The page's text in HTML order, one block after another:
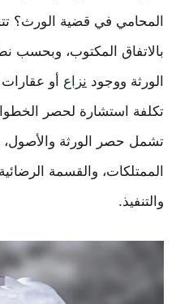
المحامي في قضية الورث؟
بالاتفاق المكتوب، وبحسب
الورثة ووجود نزاع أو
تكلفة استشارة لحصر
تشمل حصر الورثة والأصول،
الممتلكات، والقسمة
والتنفيذ.